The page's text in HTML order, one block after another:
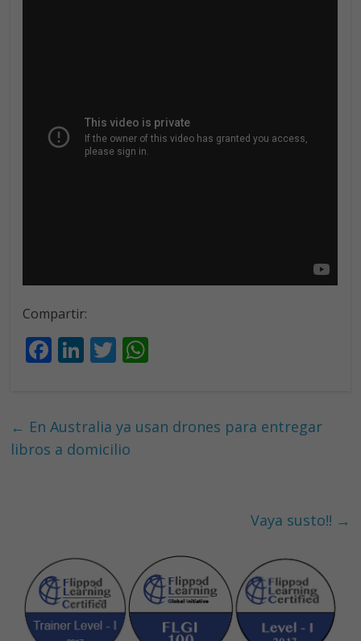
Compartir:
F
b
o
Li
e
dI
T
er s
← En Australia ya usan drones para entregar
libros a domicilio
Vaya susto!! →